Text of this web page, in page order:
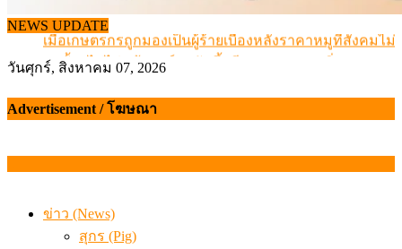
NEWS UPDATE
สกัดลักลอบนำเข้าเอ็นโคแช่แข็งกว่า 12.6 ตัน สมุทรสาคร
เมื่อเกษตรกรถูกมองเป็นผู้ร้ายเบื้องหลังราคาหมูที่สังคมไม่
สุดอั้น! ไข่ไก่หน้าฟาร์มปรับขึ้นอีก 6 บาท/แผง เริ่ม 7 ส.ค.69
เดินหน้าดัน “ราคากลางโคเนื้อ” แก้ปัญหาราคาโคเนื้อตก
วันศุกร์, สิงหาคม 07, 2026
Advertisement / โฆษณา
ข่าว (News)
สุกร (Pig)